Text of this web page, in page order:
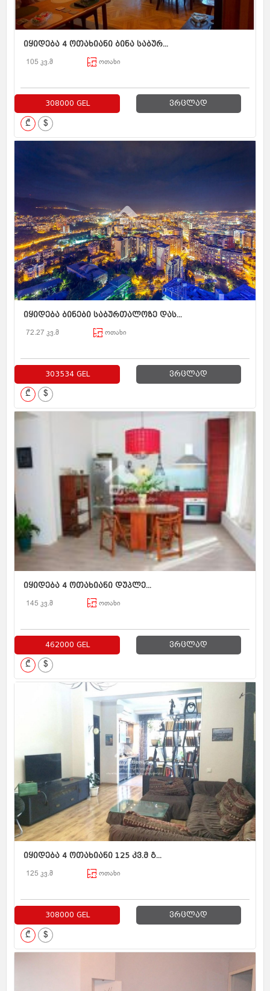
იყიდება 4 ოთახიანი ბინა საბურ...
105 კვ.მ ოთახი
308000 GEL ვრცლად
₾ $
იყიდება ბინები საბურთალოზე დას...
72.27 კვ.მ ოთახი
303534 GEL ვრცლად
₾ $
იყიდება 4 ოთახიანი დუპლე...
145 კვ.მ ოთახი
462000 GEL ვრცლად
₾ $
იყიდება 4 ოთახიანი 125 კვ.მ გ...
125 კვ.მ ოთახი
308000 GEL ვრცლად
₾ $